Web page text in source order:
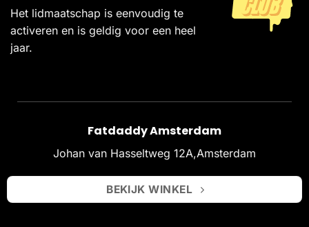
Het lidmaatschap is eenvoudig te
activeren en is geldig voor een heel
jaar.
Fatdaddy Amsterdam
Johan van Hasseltweg 12A,Amsterdam
BEKIJK WINKEL